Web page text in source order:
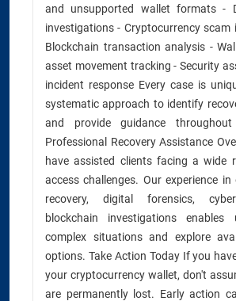
and unsupported wallet formats -
investigations - Cryptocurrency scam
Blockchain transaction analysis -
asset movement tracking - Security
incident response Every case is
systematic approach to identify
and provide guidance
Professional Recovery Assistance
have assisted clients facing a wide
access challenges. Our experience
recovery, digital forensics,
blockchain investigations
complex situations and explore
options. Take Action Today If you
your cryptocurrency wallet, don't
are permanently lost. Early action